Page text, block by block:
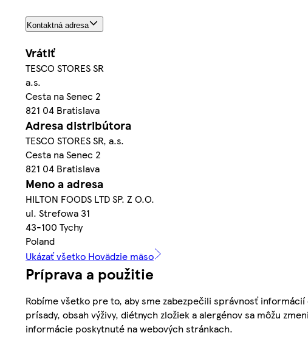
Kontaktná adresa
Vrátiť
TESCO STORES SR
a.s.
Cesta na Senec 2
821 04 Bratislava
Adresa distribútora
TESCO STORES SR, a.s.
Cesta na Senec 2
821 04 Bratislava
Meno a adresa
HILTON FOODS LTD SP. Z O.O.
ul. Strefowa 31
43-100 Tychy
Poland
Ukázať všetko Hovädzie mäso
Príprava a použitie
Robíme všetko pre to, aby sme zabezpečili správnosť
prísady, obsah výživy, diétnych zložiek a alergénov sa môžu
informácie poskytnuté na webových stránkach.